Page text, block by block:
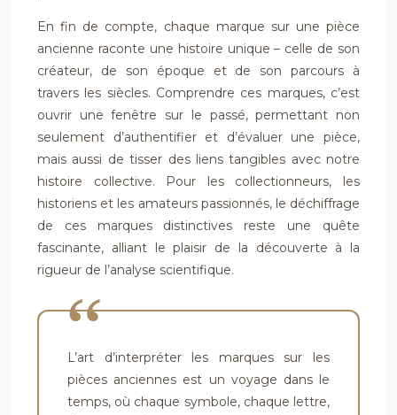
En fin de compte, chaque marque sur une pièce
ancienne raconte une histoire unique – celle de son
créateur, de son époque et de son parcours à
travers les siècles. Comprendre ces marques, c’est
ouvrir une fenêtre sur le passé, permettant non
seulement d’authentifier et d’évaluer une pièce,
mais aussi de tisser des liens tangibles avec notre
histoire collective. Pour les collectionneurs, les
historiens et les amateurs passionnés, le déchiffrage
de ces marques distinctives reste une quête
fascinante, alliant le plaisir de la découverte à la
rigueur de l’analyse scientifique.
L’art d’interpréter les marques sur les
pièces anciennes est un voyage dans le
temps, où chaque symbole, chaque lettre,